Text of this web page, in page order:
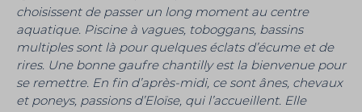
choisissent de passer un long moment au centre
aquatique. Piscine à vagues, toboggans, bassins
multiples sont là pour quelques éclats d’écume et de
rires. Une bonne gaufre chantilly est la bienvenue pour
se remettre. En fin d’après-midi, ce sont ânes, chevaux
et poneys, passions d’Eloïse, qui l’accueillent. Elle